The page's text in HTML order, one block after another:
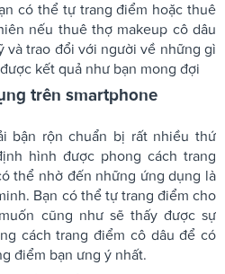
có thể tự trang điểm hoặc thuê
nếu thuê thợ makeup cô dâu
và trao đổi với người về những gì
kết quả như bạn mong đợi
trên smartphone
bận rộn chuẩn bị rất nhiều thứ
hình được phong cách trang
thể nhờ đến những ứng dụng là
Bạn có thể tự trang điểm cho
cũng như sẽ thấy được sự
cách trang điểm cô dâu để có
điểm bạn ưng ý nhất.